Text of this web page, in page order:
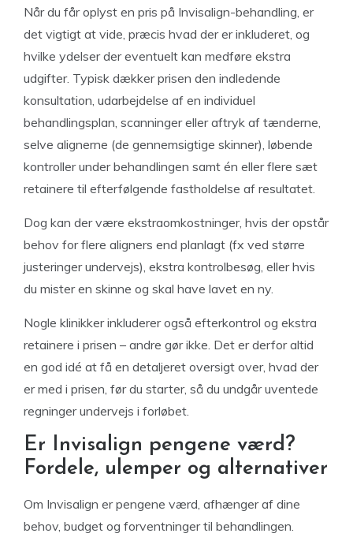
Når du får oplyst en pris på Invisalign-behandling, er
det vigtigt at vide, præcis hvad der er inkluderet, og
hvilke ydelser der eventuelt kan medføre ekstra
udgifter. Typisk dækker prisen den indledende
konsultation, udarbejdelse af en individuel
behandlingsplan, scanninger eller aftryk af tænderne,
selve alignerne (de gennemsigtige skinner), løbende
kontroller under behandlingen samt én eller flere sæt
retainere til efterfølgende fastholdelse af resultatet.
Dog kan der være ekstraomkostninger, hvis der opstår
behov for flere aligners end planlagt (fx ved større
justeringer undervejs), ekstra kontrolbesøg, eller hvis
du mister en skinne og skal have lavet en ny.
Nogle klinikker inkluderer også efterkontrol og ekstra
retainere i prisen – andre gør ikke. Det er derfor altid
en god idé at få en detaljeret oversigt over, hvad der
er med i prisen, før du starter, så du undgår uventede
regninger undervejs i forløbet.
Er Invisalign pengene værd?
Fordele, ulemper og alternativer
Om Invisalign er pengene værd, afhænger af dine
behov, budget og forventninger til behandlingen.